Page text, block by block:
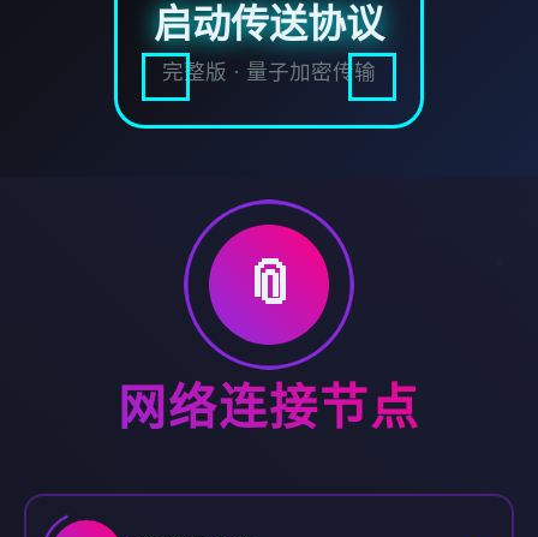
启动传送协议
完整版 · 量子加密传输
📎
网络连接节点